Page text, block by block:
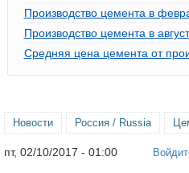
Производство цемента в
Производство цемента в
Средняя цена цемента от
Новости Россия / Russia
пт, 02/10/2017 - 01:00